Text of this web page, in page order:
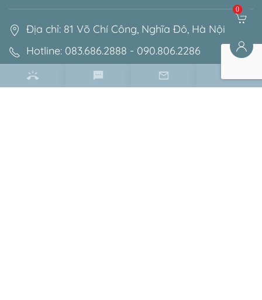
Địa chỉ: 81 Võ Chí Công, Nghĩa Đô, Hà Nội
Hotline: 083.686.2888 - 090.806.2286
Email: minhphuongshowroom@gmail.com
0